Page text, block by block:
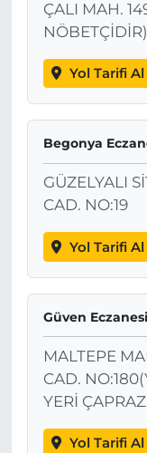
ÇALI MAH.
NÖBETÇİDİR)
Yol Tarifi Al
Begonya
GÜZELYALI
CAD. NO:19
Yol Tarifi Al
Güven Eczanesi
MALTEPE
CAD.
YERİ
Yol Tarifi Al